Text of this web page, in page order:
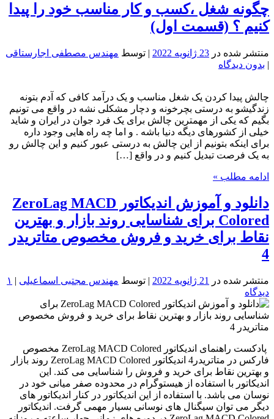
چگونه شغل ،کسب و کار مناسب خود را پیدا
کنیم ؟ (قسمت اول)
منتشر شده در 23 ژانویه 2022 | توسط مهندس مصطفی اجارستاقی
| بدون دیدگاه
چالش پیدا کردن یک شغل مناسب و یک درآمد کافی که آدم بتونه
زندگیشو به درستی بچرخونه و دچار مشکلی نشه در واقع می تونیم
بگیم که یکی از مهمترین چالش برای یک فرد جوان در ایران و شاید
خیلی از کشورهای دیگه دنیا باشه . و اما چه راه هایی وجود داره
برای اینکه بتونیم از این چالش به درستی عبور کنیم و این چالش رو
به یک فرصت تبدیل کنیم و در واقع […]
ادامه مطلب »
دانلود و آموزش اندیکاتور ZeroLag MACD
Colored برای شناسایی روند بازار و بهترین
نقاط برای خرید و فروش مخصوص متاتریدر
4
منتشر شده در 21 ژانویه 2022 | توسط مهندس مجتبی اسماعیلی | ۱
دیدگاه
پادکست راهنمای اندیکاتور ZeroLag MACD Colored مخصوص
فارکس در متاتریدر4 اندیکاتور ZeroLag MACD Colored روند بازار
و بهترین نقاط برای خرید و فروش را شناسایی می کند. این
اندیکاتور با استفاده از هیستوگرام در محدوده صفر میانی خود در
نوسان می باشد. با استفاده از این اندیکاتور در کنار اندیکاتور های
دیگر می توان سیگنال های نوسانی بسیار مهمی گرفت. اندیکاتور